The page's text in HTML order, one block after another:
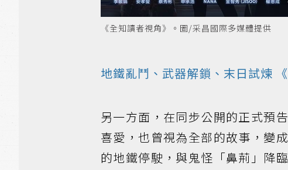
《全知讀者視角》。圖/采昌國際多媒體提供
地鐵亂鬥、武器解鎖、末日試煉
另一方面，在同步公開的正式預
喜愛，也曾視為全部的故事，變
的地鐵停駛，與鬼怪「鼻荊」降